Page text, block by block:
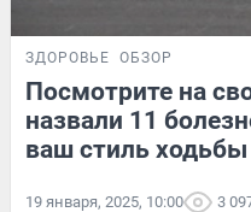
ЗДОРОВЬЕ ОБЗОР
Посмотрите на
назвали 11
ваш стиль ходьбы
19 января, 2025, 10:00 3